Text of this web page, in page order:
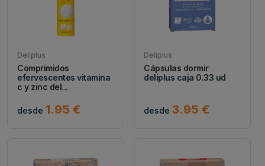
Deliplus
Comprimidos
efervescentes vitamina
c y zinc del...
desde 1.95 €
Deliplus
Cápsulas dormir
deliplus caja 0.33 ud
desde 3.95 €